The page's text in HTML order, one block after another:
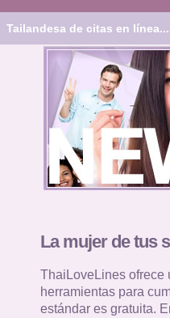
Tailandesa de citas en línea...
La mujer de tus
ThaiLoveLines ofrece
herramientas para
estándar es gratuita.